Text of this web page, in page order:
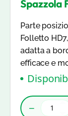
Spazzola
Parte
Folletto
adatta a
efficace e
−